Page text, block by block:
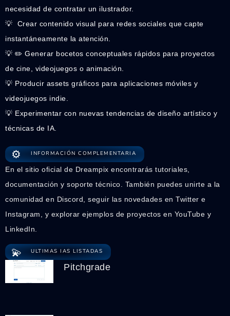
necesidad de contratar un ilustrador.
💡 ️ Crear contenido visual para redes sociales que capte
instantáneamente la atención.
💡 ✏️ Generar bocetos conceptuales rápidos para proyectos
de cine, videojuegos o animación.
💡 Producir assets gráficos para aplicaciones móviles y
videojuegos indie.
💡 Experimentar con nuevas tendencias de diseño artístico y
técnicas de IA.
⚙️ INFORMACIÓN COMPLEMENTARIA
En el sitio oficial de Dreampix encontrarás tutoriales,
documentación y soporte técnico. También puedes unirte a la
comunidad en Discord, seguir las novedades en Twitter e
Instagram, y explorar ejemplos de proyectos en YouTube y
LinkedIn.
💫 ULTIMAS IAS LISTADAS
Pitchgrade